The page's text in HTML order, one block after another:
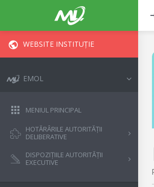
WEBSITE INSTITUȚIE
EMOL
MENIUL PRINCIPAL
HOTĂRÂRILE AUTORITĂȚII
DELIBERATIVE
DISPOZIȚIILE AUTORITĂȚII
EXECUTIVE